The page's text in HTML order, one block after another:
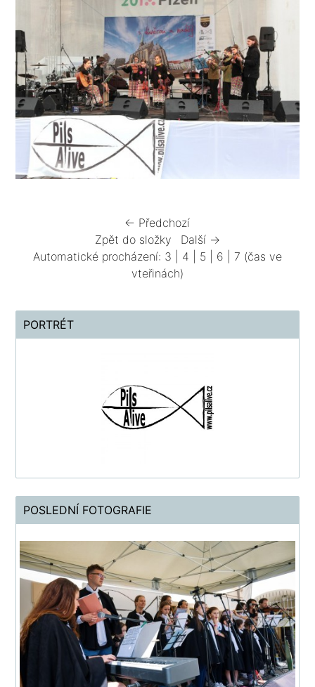
← Předchozí
Zpět do složky
Další →
Automatické procházení: 3 4 5 6 7 (čas ve
vteřinách)
PORTRÉT
POSLEDNÍ FOTOGRAFIE